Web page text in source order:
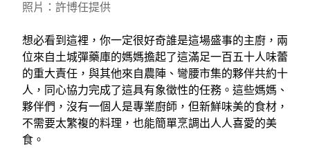
照片：許博任提供
想必看到這裡，你一定很好奇誰是這場盛事的主廚，兩
位來自土城彈藥庫的媽媽擔起了這滿足一百五十人味蕾
的重大責任，與其他來自農陣、彎腰市集的夥伴共約十
人，同心協力完成了這具有象徵性的任務。這些媽媽、
夥伴們，沒有一個人是專業廚師，但新鮮味美的食材，
不需要太繁複的料理，也能簡單烹調出人人喜愛的美
食。